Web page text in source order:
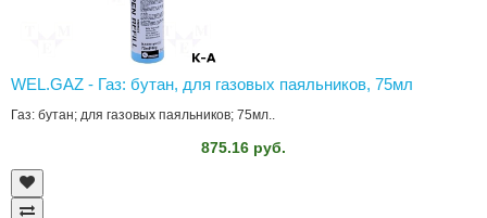
WEL.GAZ - Газ: бутан, для газовых паяльников, 75мл
Газ: бутан; для газовых паяльников; 75мл..
875.16 руб.